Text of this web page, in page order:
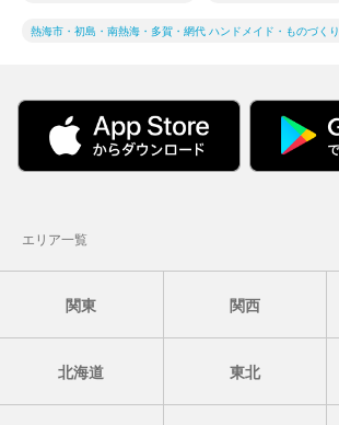
熱海市・初島・南熱海・多賀・網代 ハンドメイド・ものづくり
エリア一覧
関東 関西
北海道 東北